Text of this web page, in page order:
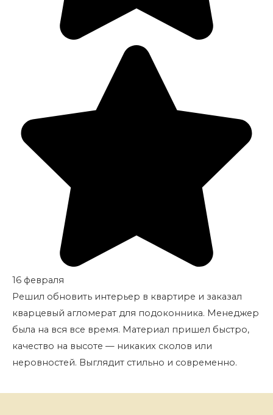
16 февраля
Решил обновить интерьер в квартире и заказал
кварцевый агломерат для подоконника. Менеджер
была на вся все время. Материал пришел быстро,
качество на высоте — никаких сколов или
неровностей. Выглядит стильно и современно.